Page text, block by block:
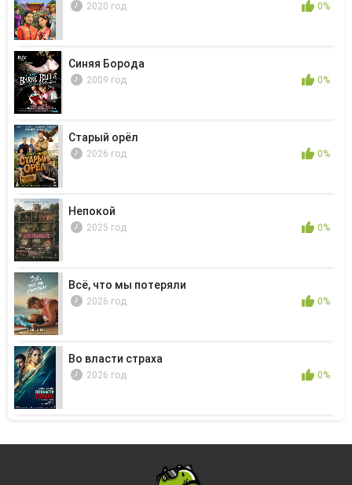
2020 год 0%
Синяя Борода
2009 год 0%
Старый орёл
2026 год 0%
Непокой
2025 год 0%
Всё, что мы потеряли
2026 год 0%
Во власти страха
2026 год 0%